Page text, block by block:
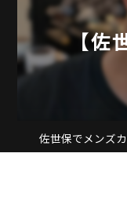
【佐